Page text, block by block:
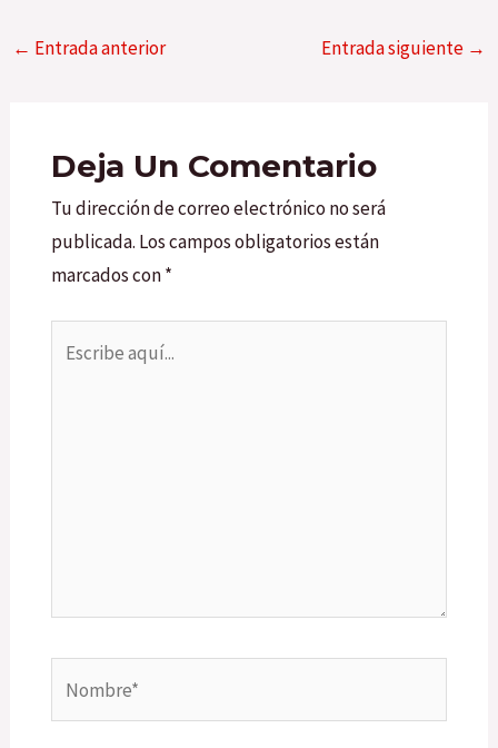
← Entrada anterior Entrada siguiente →
Deja Un Comentario
Tu dirección de correo electrónico no será
publicada. Los campos obligatorios están
marcados con*